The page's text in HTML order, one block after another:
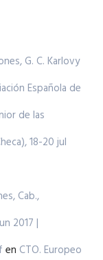
G. C. Karlovy
Española de
de las
18-20 jul
Cab.,
2017 |
en CTO. Europeo